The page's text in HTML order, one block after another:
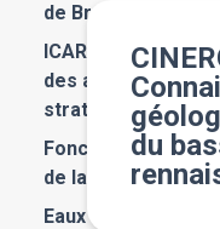
de Bretagne (2020)
ICARE -
des aquifères
stratégiques de
Fonctionnement
de la vallée de
Eaux souterraines
du